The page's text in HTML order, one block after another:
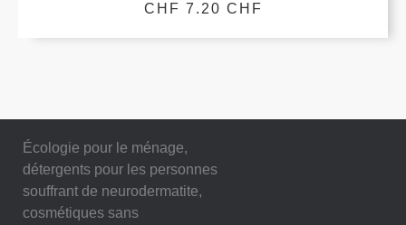
CHF 7.20 CHF
Écologie pour le ménage,
détergents pour les personnes
souffrant de neurodermatite,
cosmétiques sans